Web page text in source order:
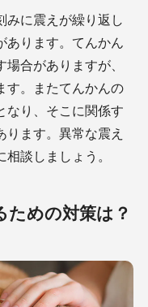
みに震えが繰り返し
あります。てんかん
合がありますが、
す。またてんかんの
なり、そこに関係す
ます。異常な震え
談しましょう。
ための対策は？